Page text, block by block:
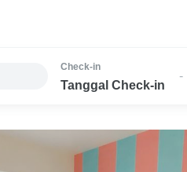
Check-in
Tanggal Check-in
-